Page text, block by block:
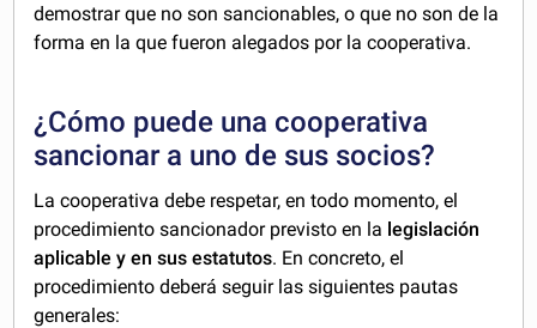
demostrar que no son sancionables, o que no son de la
forma en la que fueron alegados por la cooperativa.
¿Cómo puede una cooperativa
sancionar a uno de sus socios?
La cooperativa debe respetar, en todo momento, el
procedimiento sancionador previsto en la legislación
aplicable y en sus estatutos. En concreto, el
procedimiento deberá seguir las siguientes pautas
generales: